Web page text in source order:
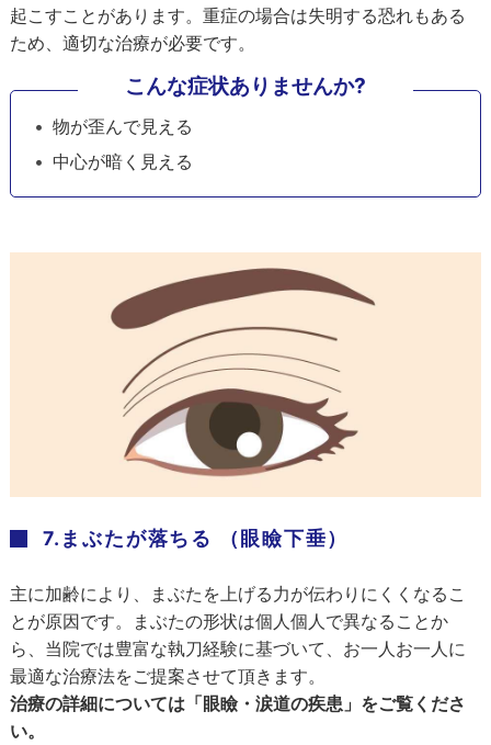
起こすことがあります。重症の場合は失明する恐れもある
ため、適切な治療が必要です。
こんな症状ありませんか?
物が歪んで見える
中心が暗く見える
7.まぶたが落ちる （眼瞼下垂）
主に加齢により、まぶたを上げる力が伝わりにくくなるこ
とが原因です。まぶたの形状は個人個人で異なることか
ら、当院では豊富な執刀経験に基づいて、お一人お一人に
最適な治療法をご提案させて頂きます。
治療の詳細については「眼瞼・涙道の疾患」をご覧くださ
い。